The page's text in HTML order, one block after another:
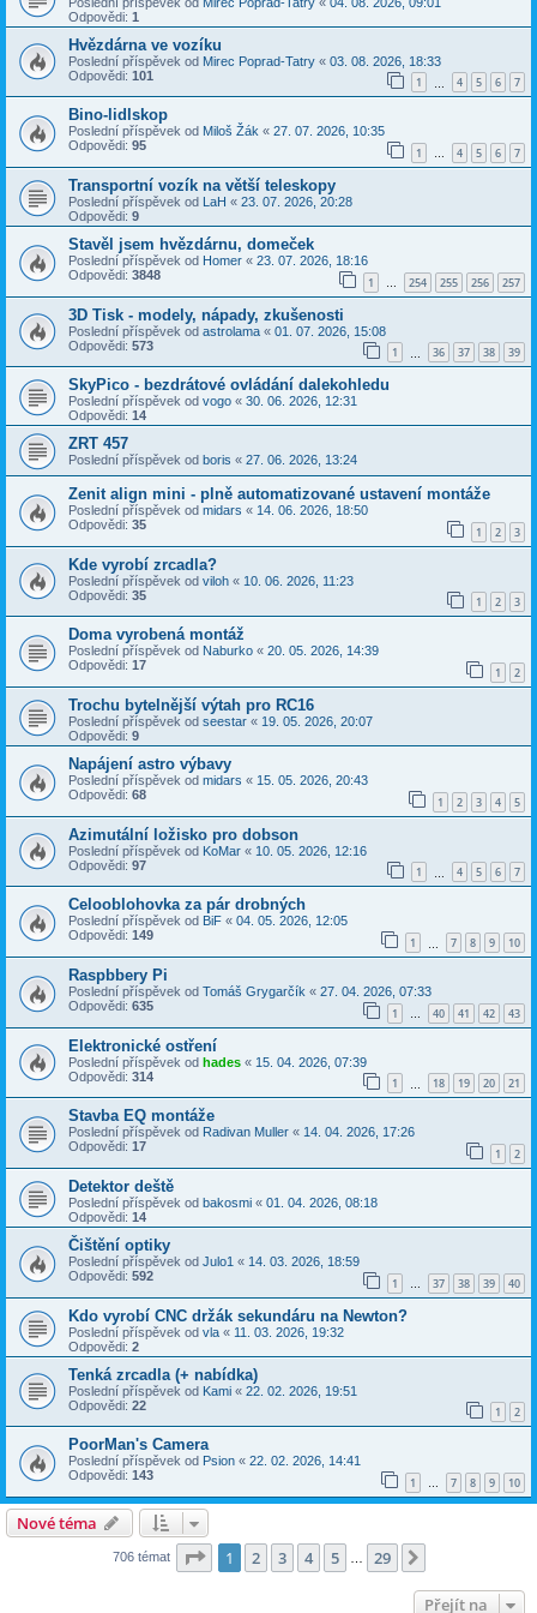
Odpovědi: 1
Hvězdárna ve vozíku
Poslední příspěvek od Mirec Poprad-Tatry « 03. 08. 2026, 18:33
Odpovědi: 101 1 4 5 6 7
Bino-lidlskop
Poslední příspěvek od Miloš Žák « 27. 07. 2026, 10:35
Odpovědi: 95 1 … 4 5 6 7
Transportní vozík na větší teleskopy
Poslední příspěvek od LaH « 23. 07. 2026, 20:28
Odpovědi: 9
Stavěl jsem hvězdárnu, domeček
Poslední příspěvek od Homer « 23. 07. 2026, 18:16
Odpovědi: 3848 1 … 254 255 256 257
3D Tisk - modely, nápady, zkušenosti
Poslední příspěvek od astrolama « 01. 07. 2026, 15:08
Odpovědi: 573 1 36 37 38 39
SkyPico - bezdrátové ovládání dalekohledu
Poslední příspěvek od vogo « 30. 06. 2026, 12:31
Odpovědi: 14
ZRT 457
Poslední příspěvek od boris « 27. 06. 2026, 13:24
Zenit align mini - plně automatizované ustavení montáže
Poslední příspěvek od midars « 14. 06. 2026, 18:50
Odpovědi: 35 1 2 3
Kde vyrobí zrcadla?
Poslední příspěvek od viloh « 10. 06. 2026, 11:23
Odpovědi: 35 1 2 3
Doma vyrobená montáž
Poslední příspěvek od Naburko « 20. 05. 2026, 14:39
Odpovědi: 17 1 2
Trochu bytelnější výtah pro RC16
Poslední příspěvek od seestar « 19. 05. 2026, 20:07
Odpovědi: 9
Napájení astro výbavy
Poslední příspěvek od midars « 15. 05. 2026, 20:43
Odpovědi: 68 1 2 3 4 5
Azimutální ložisko pro dobson
Poslední příspěvek od KoMar « 10. 05. 2026, 12:16
Odpovědi: 97 1 4 5 6 7
Celooblohovka za pár drobných
Poslední příspěvek od BiF « 04. 05. 2026, 12:05
Odpovědi: 149 1 7 8 9 10
Raspbbery Pi
Poslední příspěvek od Tomáš Grygarčík « 27. 04. 2026, 07:33
Odpovědi: 635 1 … 40 41 42 43
Elektronické ostření
Poslední příspěvek od hades « 15. 04. 2026, 07:39
Odpovědi: 314 1 18 19 20 21
Stavba EQ montáže
Poslední příspěvek od Radivan Muller « 14. 04. 2026, 17:26
Odpovědi: 17 1 2
Detektor deště
Poslední příspěvek od bakosmi « 01. 04. 2026, 08:18
Odpovědi: 14
Čištění optiky
Poslední příspěvek od Julo1 « 14. 03. 2026, 18:59
Odpovědi: 592 1 … 37 38 39 40
Kdo vyrobí CNC držák sekundáru na Newton?
Poslední příspěvek od vla « 11. 03. 2026, 19:32
Odpovědi: 2
Tenká zrcadla (+ nabídka)
Poslední příspěvek od Kami « 22. 02. 2026, 19:51
Odpovědi: 22 1 2
PoorMan's Camera
Poslední příspěvek od Psion « 22. 02. 2026, 14:41
Odpovědi: 143 1 … 7 8 9 10
Nové téma
706 témat Stránka z 29
1 2 3 4 5 29
Přejít na